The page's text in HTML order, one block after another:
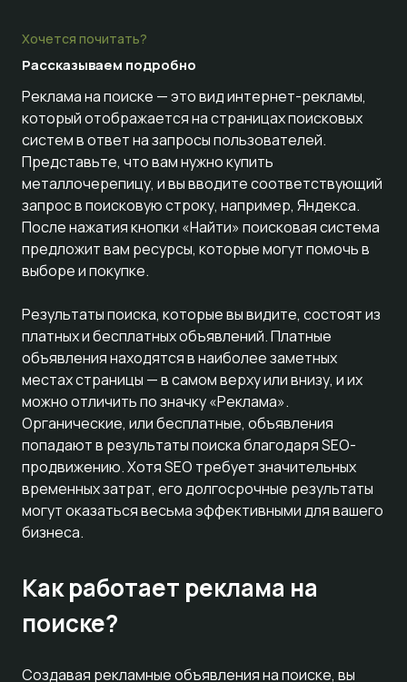
Хочется почитать?
Рассказываем подробно
Реклама на поиске — это вид интернет-рекламы,
который отображается на страницах поисковых
систем в ответ на запросы пользователей.
Представьте, что вам нужно купить
металлочерепицу, и вы вводите соответствующий
запрос в поисковую строку, например, Яндекса.
После нажатия кнопки «Найти» поисковая система
предложит вам ресурсы, которые могут помочь в
выборе и покупке.
Результаты поиска, которые вы видите, состоят из
платных и бесплатных объявлений. Платные
объявления находятся в наиболее заметных
местах страницы — в самом верху или внизу, и их
можно отличить по значку «Реклама».
Органические, или бесплатные, объявления
попадают в результаты поиска благодаря SEO-
продвижению. Хотя SEO требует значительных
временных затрат, его долгосрочные результаты
могут оказаться весьма эффективными для вашего
бизнеса.
Как работает реклама на
поиске?
Создавая рекламные объявления на поиске, вы